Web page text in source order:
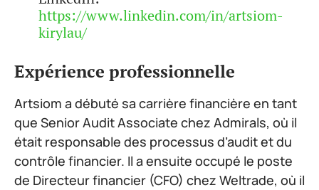
https://www.linkedin.com/in/artsiom-
kirylau/
Expérience professionnelle
Artsiom a débuté sa carrière financière en tant
que Senior Audit Associate chez Admirals, où il
était responsable des processus d’audit et du
contrôle financier. Il a ensuite occupé le poste
de Directeur financier (CFO) chez Weltrade, où il